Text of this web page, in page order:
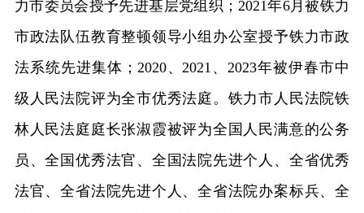
力市委员会授予先进基层党组织；2021年6月被铁力
市政法队伍教育整顿领导小组办公室授予铁力市政
法系统先进集体；2020、2021、2023年被伊春市中
级人民法院评为全市优秀法庭。铁力市人民法院铁
林人民法庭庭长张淑霞被评为全国人民满意的公务
员、全国优秀法官、全国法院先进个人、全省优秀
法官、全省法院先进个人、全省法院办案标兵、全